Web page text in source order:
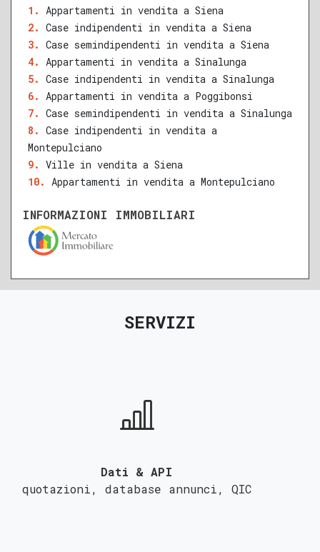
QUALSIASI SUPERFICIE
B C D E F
Appartamenti in vendita a Siena
Case indipendenti in vendita a Siena
Case semindipendenti in vendita a Siena
Appartamenti in vendita a Sinalunga
Case indipendenti in vendita a Sinalunga
Appartamenti in vendita a Poggibonsi
Case semindipendenti in vendita a Sinalunga
Case indipendenti in vendita a
Montepulciano
Ville in vendita a Siena
Appartamenti in vendita a Montepulciano
INFORMAZIONI IMMOBILIARI
SERVIZI
Dati & API
quotazioni, database annunci, QIC